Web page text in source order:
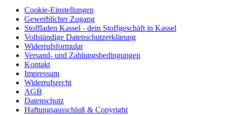
Cookie-Einstellungen
Gewerblicher Zugang
Stoffladen Kassel - dein Stoffgeschäft in Kassel
Vollständige Datenschutzerklärung
Widerrufsformular
Versand- und Zahlungsbedingungen
Kontakt
Impressum
Widerrufsrecht
AGB
Datenschutz
Haftungsausschluß & Copyright